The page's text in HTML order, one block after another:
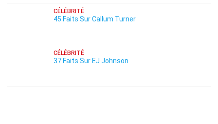
CÉLÉBRITÉ
45 Faits Sur Callum Turner
CÉLÉBRITÉ
37 Faits Sur EJ Johnson